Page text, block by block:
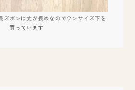
ズボンは丈が長めなのでワンサイズ下を
買っています